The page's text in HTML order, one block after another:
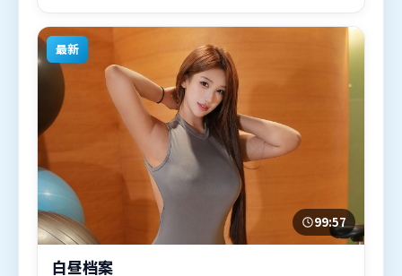
观看。
最新
99:57
白昼档案